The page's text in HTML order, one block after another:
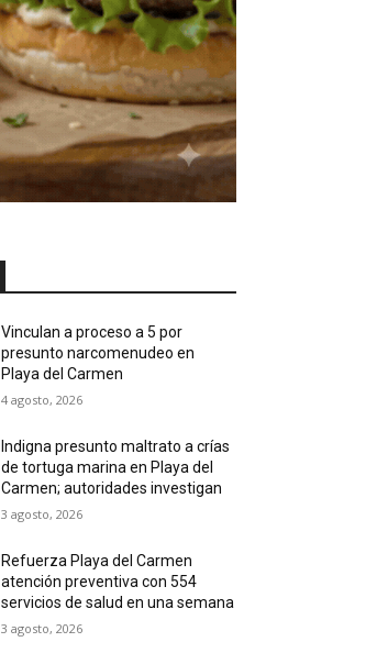
Vinculan a proceso a 5 por
presunto narcomenudeo en
Playa del Carmen
4 agosto, 2026
Indigna presunto maltrato a crías
de tortuga marina en Playa del
Carmen; autoridades investigan
3 agosto, 2026
Refuerza Playa del Carmen
atención preventiva con 554
servicios de salud en una semana
3 agosto, 2026